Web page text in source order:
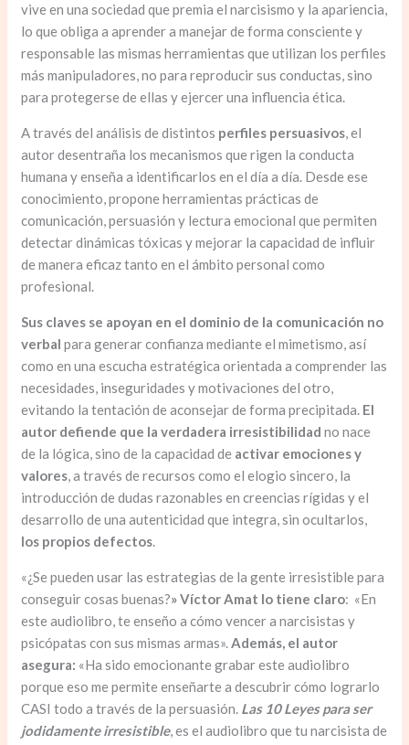
vive en una sociedad que premia el narcisismo y la apariencia,
lo que obliga a aprender a manejar de forma consciente y
responsable las mismas herramientas que utilizan los perfiles
más manipuladores, no para reproducir sus conductas, sino
para protegerse de ellas y ejercer una influencia ética.
A través del análisis de distintos perfiles persuasivos, el
autor desentraña los mecanismos que rigen la conducta
humana y enseña a identificarlos en el día a día. Desde ese
conocimiento, propone herramientas prácticas de
comunicación, persuasión y lectura emocional que permiten
detectar dinámicas tóxicas y mejorar la capacidad de influir
de manera eficaz tanto en el ámbito personal como
profesional.
Sus claves se apoyan en el dominio de la comunicación no
verbalpara generar confianza mediante el mimetismo, así
como en una escucha estratégica orientada a comprender las
necesidades, inseguridades y motivaciones del otro,
evitando la tentación de aconsejar de forma precipitada. El
autor defiende que la verdadera irresistibilidad no nace
de la lógica, sino de la capacidad de activar emociones y
valores, a través de recursos como el elogio sincero, la
introducción de dudas razonables en creencias rígidas y el
desarrollo de una autenticidad que integra, sin ocultarlos,
los propios defectos.
«¿Se pueden usar las estrategias de la gente irresistible para
conseguir cosas buenas?» Víctor Amat lo tiene claro: «En
este audiolibro, te enseño a cómo vencer a narcisistas y
psicópatas con sus mismas armas».Además, el autor
asegura: «Ha sido emocionante grabar este audiolibro
porque eso me permite enseñarte a descubrir cómo lograrlo
CASI todo a través de la persuasión. Las 10 Leyes para ser
jodidamente irresistible, es el audiolibro que tu narcisista de